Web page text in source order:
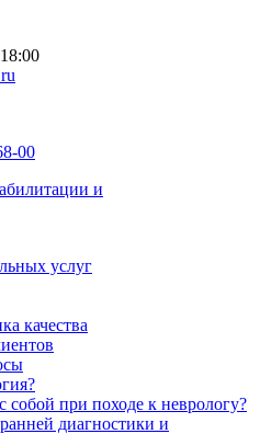
00
и
услуг
качества
собой при походе к неврологу?
диагностики и